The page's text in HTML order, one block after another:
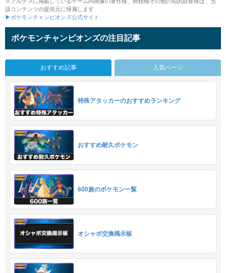
該コンテンツの提供元に帰属します
▶ポケモンチャンピオンズ公式サイト
ポケモンチャンピオンズの注目記事
おすすめ記事 人気ページ
特殊アタッカーのおすすめランキング
おすすめ耐久ポケモン
600族のポケモン一覧
オシャボ交換掲示板